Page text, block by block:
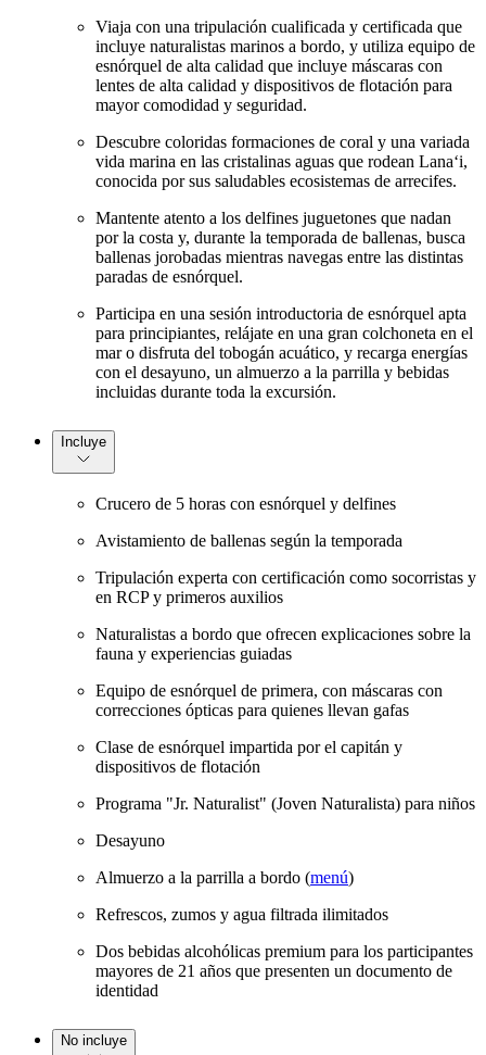
Viaja con una tripulación cualificada y certificada que
incluye naturalistas marinos a bordo, y utiliza equipo de
esnórquel de alta calidad que incluye máscaras con
lentes de alta calidad y dispositivos de flotación para
mayor comodidad y seguridad.
Descubre coloridas formaciones de coral y una variada
vida marina en las cristalinas aguas que rodean Lanaʻi,
conocida por sus saludables ecosistemas de arrecifes.
Mantente atento a los delfines juguetones que nadan
por la costa y, durante la temporada de ballenas, busca
ballenas jorobadas mientras navegas entre las distintas
paradas de esnórquel.
Participa en una sesión introductoria de esnórquel apta
para principiantes, relájate en una gran colchoneta en el
mar o disfruta del tobogán acuático, y recarga energías
con el desayuno, un almuerzo a la parrilla y bebidas
incluidas durante toda la excursión.
Incluye
Crucero de 5 horas con esnórquel y delfines
Avistamiento de ballenas según la temporada
Tripulación experta con certificación como socorristas y
en RCP y primeros auxilios
Naturalistas a bordo que ofrecen explicaciones sobre la
fauna y experiencias guiadas
Equipo de esnórquel de primera, con máscaras con
correcciones ópticas para quienes llevan gafas
Clase de esnórquel impartida por el capitán y
dispositivos de flotación
Programa "Jr. Naturalist" (Joven Naturalista) para niños
Desayuno
Almuerzo a la parrilla a bordo (menú)
Refrescos, zumos y agua filtrada ilimitados
Dos bebidas alcohólicas premium para los participantes
mayores de 21 años que presenten un documento de
identidad
No incluye